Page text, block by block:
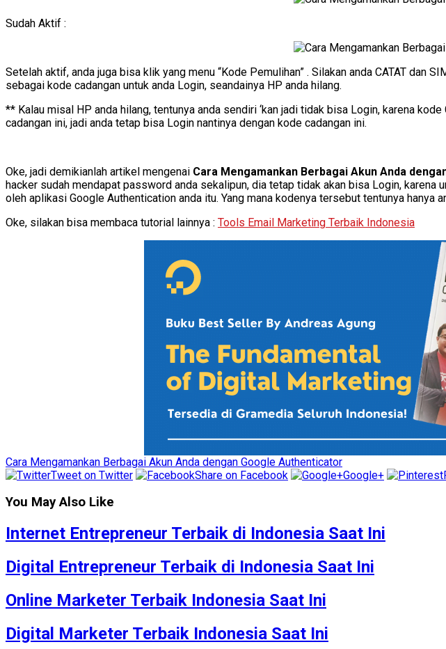
Sudah Aktif :
Setelah aktif, anda juga bisa klik yang menu “Kode Pemulihan” . Silakan anda CATAT
sebagai kode cadangan untuk anda Login, seandainya HP anda hilang.
** Kalau misal HP anda hilang, tentunya anda sendiri ‘kan jadi tidak bisa Login, karena
cadangan ini, jadi anda tetap bisa Login nantinya dengan kode cadangan ini.
Oke, jadi demikianlah artikel mengenai Cara Mengamankan Berbagai Akun Anda
hacker sudah mendapat password anda sekalipun, dia tetap tidak akan bisa Login,
oleh aplikasi Google Authentication anda itu. Yang mana kodenya tersebut tentunya hanya
Oke, silakan bisa membaca tutorial lainnya : Tools Email Marketing Terbaik Indonesia
Cara Mengamankan Berbagai Akun Anda dengan Google Authenticator
Tweet on Twitter
Share on Facebook Google+
You May Also Like
Internet Entrepreneur Terbaik di Indonesia Saat Ini
Digital Entrepreneur Terbaik di Indonesia Saat Ini
Online Marketer Terbaik Indonesia Saat Ini
Digital Marketer Terbaik Indonesia Saat Ini